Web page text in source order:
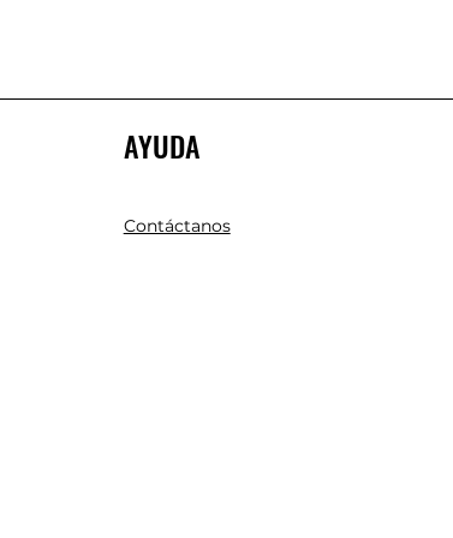
AYUDA
Contáctanos